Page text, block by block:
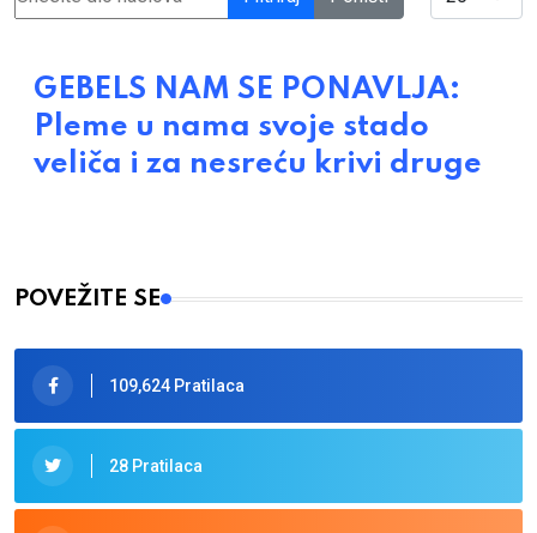
GEBELS NAM SE PONAVLJA:
Pleme u nama svoje stado
veliča i za nesreću krivi druge
POVEŽITE SE
109,624 Pratilaca
28 Pratilaca